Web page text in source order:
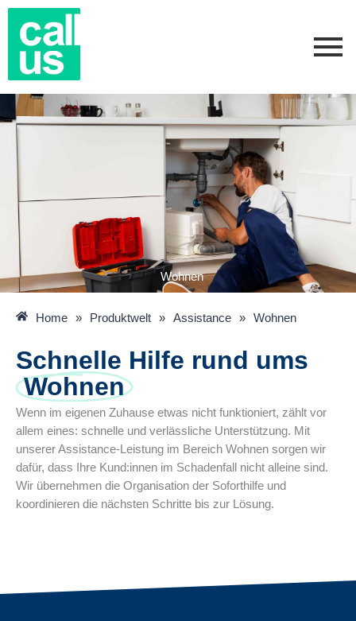
Zum
Inhalt
springen
Wohnen
Home » Produktwelt » Assistance » Wohnen
Schnelle Hilfe rund ums
Wohnen
Wenn im eigenen Zuhause etwas nicht funktioniert, zählt vor
allem eines: schnelle und verlässliche Unterstützung. Mit
unserer Assistance-Leistung im Bereich Wohnen sorgen wir
dafür, dass Ihre Kund:innen im Schadenfall nicht alleine sind.
Wir übernehmen die Organisation der Soforthilfe und
koordinieren die nächsten Schritte bis zur Lösung.